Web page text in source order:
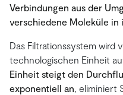
Verbindungen aus der
verschiedene Moleküle in
Das Filtrationssystem wird
technologischen Einheit
Einheit steigt den
exponentiell an, eliminiert